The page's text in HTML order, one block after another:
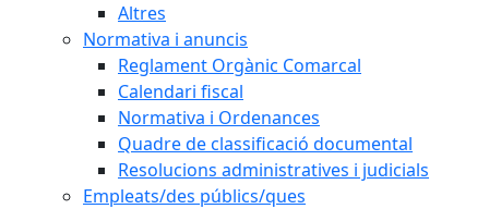
Altres
Normativa i anuncis
Reglament Orgànic Comarcal
Calendari fiscal
Normativa i Ordenances
Quadre de classificació documental
Resolucions administratives i judicials
Empleats/des públics/ques